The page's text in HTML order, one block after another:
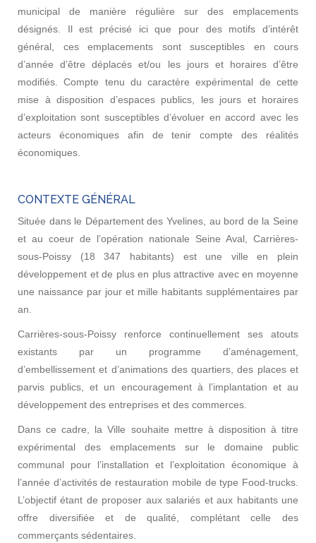
municipal de manière régulière sur des emplacements
désignés. Il est précisé ici que pour des motifs d’intérêt
général, ces emplacements sont susceptibles en cours
d’année d’être déplacés et/ou les jours et horaires d’être
modifiés. Compte tenu du caractère expérimental de cette
mise à disposition d’espaces publics, les jours et horaires
d’exploitation sont susceptibles d’évoluer en accord avec les
acteurs économiques afin de tenir compte des réalités
économiques.
CONTEXTE GÉNÉRAL
Située dans le Département des Yvelines, au bord de la Seine
et au coeur de l’opération nationale Seine Aval, Carrières-
sous-Poissy (18 347 habitants) est une ville en plein
développement et de plus en plus attractive avec en moyenne
une naissance par jour et mille habitants supplémentaires par
an.
Carrières-sous-Poissy renforce continuellement ses atouts
existants par un programme d’aménagement,
d’embellissement et d’animations des quartiers, des places et
parvis publics, et un encouragement à l’implantation et au
développement des entreprises et des commerces.
Dans ce cadre, la Ville souhaite mettre à disposition à titre
expérimental des emplacements sur le domaine public
communal pour l’installation et l’exploitation économique à
l’année d’activités de restauration mobile de type Food-trucks.
L’objectif étant de proposer aux salariés et aux habitants une
offre diversifiée et de qualité, complétant celle des
commerçants sédentaires.